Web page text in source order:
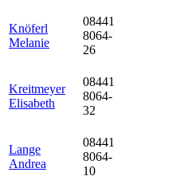
Knöferl
Melanie
08441
8064-
26
Kreitmeyer
Elisabeth
08441
8064-
32
Lange
Andrea
08441
8064-
10